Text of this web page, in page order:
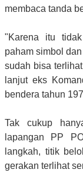
membaca tanda
"Karena itu
paham simbol
sudah bisa
lanjut eks
bendera tahun
Tak cukup
lapangan PP
langkah, titik
gerakan terlihat